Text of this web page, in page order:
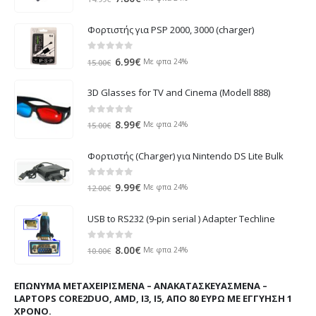
was:
14.99€.
τιμή
Φορτιστής για PSP 2000, 3000 (charger)
out of 5
15.00€ Original
was:
15.00€.
6.99€ Η
τιμή
Με φπα 24%
3D Glasses for TV and Cinema (Modell 888)
out of 5
15.00€ Original
was:
15.00€.
8.99€ Η
τιμή
είναι:
Με φπα 24%
Φορτιστής (Charger) για Nintendo DS Lite Bulk
out of 5
12.00€ Original
was:
12.00€.
9.99€ Η
τιμή
είναι:
Με φπα 24%
USB to RS232 (9-pin serial ) Adapter Techline
out of 5
10.00€ Original
10.00€.
8.00€ Η
είναι:
8.00€.
Με φπα 24%
ΕΠΏΝΥΜΑ ΜΕΤΑΧΕΙΡΙΣΜΈΝΑ – ΑΝΑΚΑΤΑΣΚΕΥΑΣΜΈΝΑ –
LAPTOPS CORE2DUO, AMD, I3, I5, ΑΠΌ 80 ΕΥΡΏ ΜΕ ΕΓΓΎΗΣΗ 1
ΧΡΌΝΟ.